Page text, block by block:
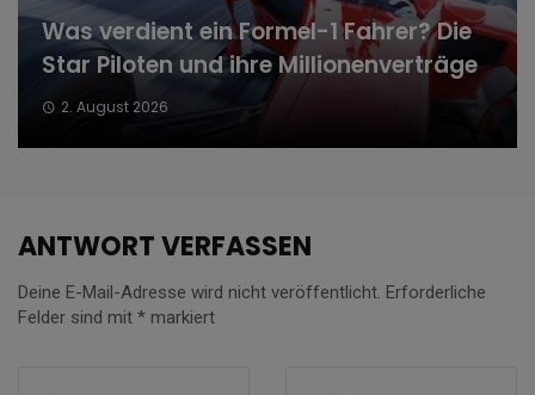
Was verdient ein Formel-1 Fahrer? Die
Star Piloten und ihre Millionenverträge
2. August 2026
ANTWORT VERFASSEN
Deine E-Mail-Adresse wird nicht veröffentlicht. Erforderliche
Felder sind mit * markiert